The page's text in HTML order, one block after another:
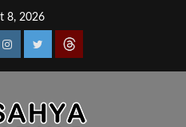
8, 2026